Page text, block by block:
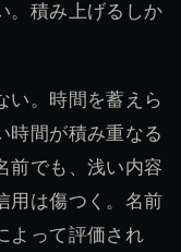
。積み上げるしか
い。時間を蓄えら
時間が積み重なる
前でも、浅い内容
用は傷つく。名前
よって評価され